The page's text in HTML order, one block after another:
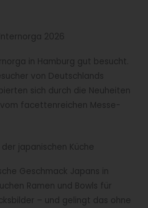
2026
in Hamburg gut besucht.
von Deutschlands
sich durch die Neuheiten
facettenreichen Messe-
der japanischen Küche
Geschmack Japans in
Ramen und Bowls für
– und gelingt das ohne